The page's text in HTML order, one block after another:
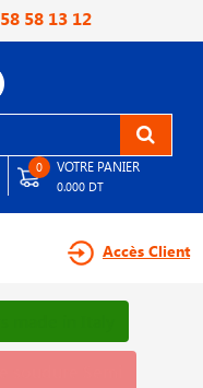
58 58 13 12
0 VOTRE PANIER
0.000 DT
Accès Client